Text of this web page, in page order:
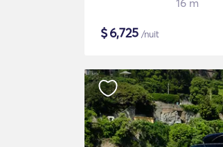
16 m
$6,725 /nuit